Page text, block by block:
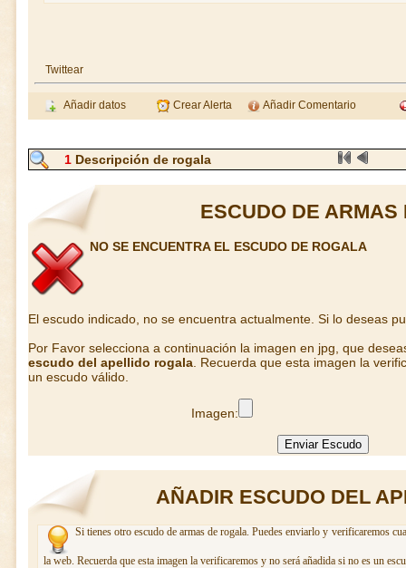
Twittear
Añadir datos Crear Alerta Añadir Comentario
1 Descripción de rogala
ESCUDO DE ARMAS
NO SE ENCUENTRA EL ESCUDO DE ROGALA
El escudo indicado, no se encuentra actualmente. Si lo deseas
Por Favor selecciona a continuación la imagen en jpg, que
escudo del apellido rogala . Recuerda que esta imagen la
un escudo válido.
Imagen:
AÑADIR ESCUDO DEL
Si tienes otro escudo de armas de rogala. Puedes enviarlo y verificaremos
la web. Recuerda que esta imagen la verificaremos y no será añadida si no es un